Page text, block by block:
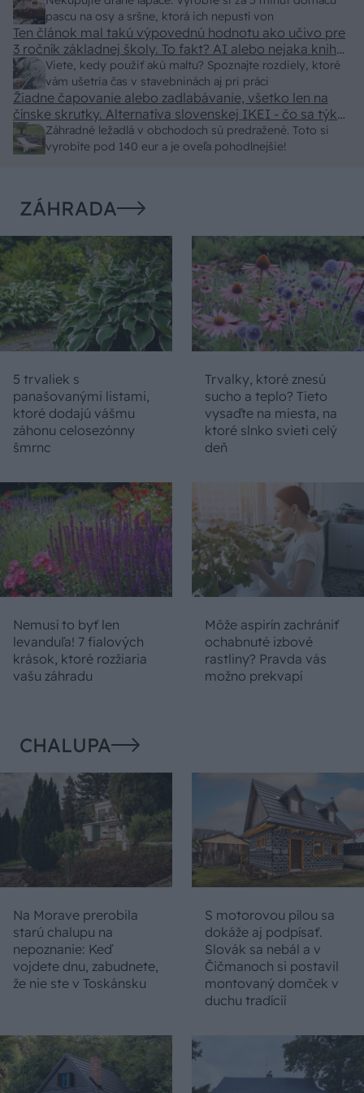
pascu na osy a sršne, ktorá ich nepustí von
Viete, kedy použiť akú maltu? Spoznajte rozdiely, ktoré
vám ušetria čas v stavebninách aj pri práci
Ten článok mal takú výpovednú hodnotu ako učivo pre
3 ročník základnej školy. To fakt? AI alebo nejaka kniha
z VŠ? Dnešné rychlotvrdnuce malty - pevnosť 40 Mpa a
doba schnutia tak 15 minut , k tomu vodotesné s
kryštálikou. A rozdiel - schnutie a zretie. Nič?
Záhradné ležadlá v obchodoch sú predražené. Toto si
vyrobíte pod 140 eur a je oveľa pohodlnejšie!
Žiadne čapovanie alebo zadlabávanie, všetko len na
čínske skrutky. Alternatíva slovenskej IKEI - čo sa týka
pevnosti. Autor si nedal veľa námahy s remeselným
spracovaním, škoda. No lepšie než ten odpad z DTD
ZÁHRADA
5 trvaliek s
panašovanými listami,
ktoré dodajú vášmu
záhonu celosezónny
šmrnc
Trvalky, ktoré znesú
sucho a teplo? Tieto
vysaďte na miesta, na
ktoré slnko svieti celý
deň
Nemusí to byť len
levanduľa! 7 fialových
krások, ktoré rozžiaria
vašu záhradu
Môže aspirín zachrániť
ochabnuté izbové
rastliny? Pravda vás
možno prekvapí
CHALUPA
Na Morave prerobila
starú chalupu na
nepoznanie: Keď
vojdete dnu, zabudnete,
že nie ste v Toskánsku
S motorovou pílou sa
dokáže aj podpísať.
Slovák sa nebál a v
Čičmanoch si postavil
montovaný domček v
duchu tradícií